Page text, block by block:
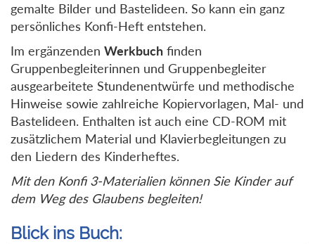
gemalte Bilder und Bastelideen. So kann ein ganz
persönliches Konfi-Heft entstehen.
Im ergänzenden Werkbuch finden
Gruppenbegleiterinnen und Gruppenbegleiter
ausgearbeitete Stundenentwürfe und methodische
Hinweise sowie zahlreiche Kopiervorlagen, Mal- und
Bastelideen. Enthalten ist auch eine CD-ROM mit
zusätzlichem Material und Klavierbegleitungen zu
den Liedern des Kinderheftes.
Mit den Konfi 3-Materialien können Sie Kinder auf
dem Weg des Glaubens begleiten!
Blick ins Buch: